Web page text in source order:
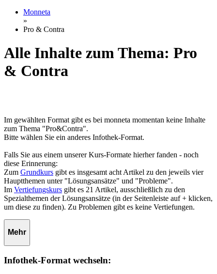
Monneta
»
Pro & Contra
Alle Inhalte zum Thema: Pro
& Contra
Im gewählten Format gibt es bei monneta momentan keine Inhalte
zum Thema "Pro&Contra".
Bitte wählen Sie ein anderes Infothek-Format.
Falls Sie aus einem unserer Kurs-Formate hierher fanden - noch
diese Erinnerung:
Zum Grundkurs gibt es insgesamt acht Artikel zu den jeweils vier
Hauptthemen unter "Lösungsansätze" und "Probleme".
Im Vertiefungskurs gibt es 21 Artikel, ausschließlich zu den
Spezialthemen der Lösungsansätze (in der Seitenleiste auf + klicken,
um diese zu finden). Zu Problemen gibt es keine Vertiefungen.
Mehr
Infothek-Format wechseln: